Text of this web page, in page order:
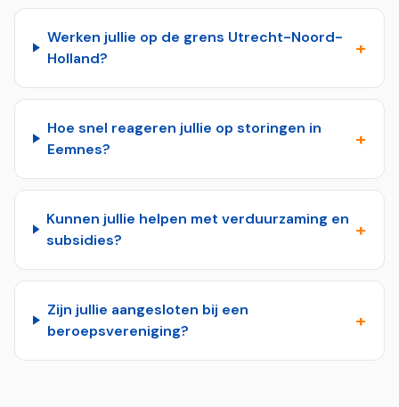
Werken jullie op de grens Utrecht-Noord-
Holland?
+
Hoe snel reageren jullie op storingen in
Eemnes?
+
Kunnen jullie helpen met verduurzaming en
subsidies?
+
Zijn jullie aangesloten bij een
beroepsvereniging?
+